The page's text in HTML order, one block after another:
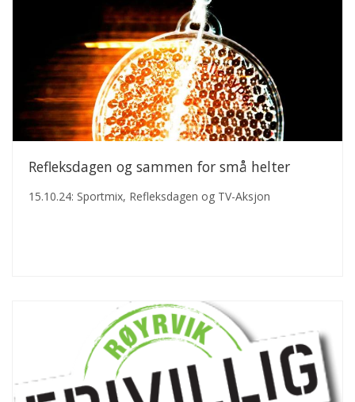
Refleksdagen og sammen for små helter
15.10.24: Sportmix, Refleksdagen og TV-Aksjon